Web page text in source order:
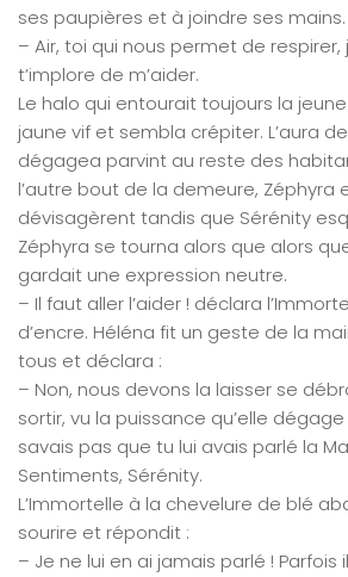
ses paupières et à joindre ses mains.
– Air, toi qui nous permet de respirer,
t’implore de m’aider.
Le halo qui entourait toujours la
jaune vif et sembla crépiter. L’aura
dégagea parvint au reste des
l’autre bout de la demeure, Zéphyra
dévisagèrent tandis que Sérénity
Zéphyra se tourna alors que alors
gardait une expression neutre.
– Il faut aller l’aider ! déclara
d’encre. Héléna fit un geste de la
tous et déclara :
– Non, nous devons la laisser se
sortir, vu la puissance qu’elle dégage
savais pas que tu lui avais parlé la
Sentiments, Sérénity.
L’Immortelle à la chevelure de blé
sourire et répondit :
– Je ne lui en ai jamais parlé ! Parfois